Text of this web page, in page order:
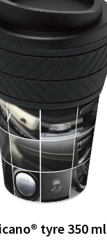
tyre 350 ml